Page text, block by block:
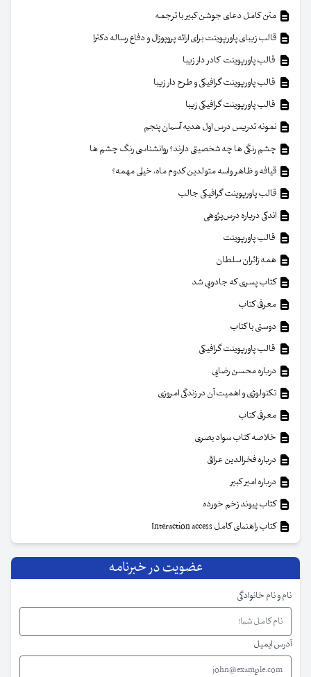
متن کامل دعای جوشن کبیر با ترجمه
قالب زیبای پاورپوینت برای ارائه پروپوزال و دفاع رساله دکترا
قالب پاورپوینت کادر دار زیبا
قالب پاورپوینت گرافیکی و طرح دار زیبا
قالب پاورپوینت گرافیکی زیبا
نمونه تدریس درس اول هدیه آسمان پنجم
چشم رنگی ها چه شخصیتی دارند؟ روانشناسی رنگ چشم ها
قیافه و ظاهر واسه متولدین کدوم ماه، خیلی مهمه؟
قالب پاورپوینت گرافیکی جالب
اندکی درباره درس‌پژوهی
قالب پاورپوینت
همه زائران سلطان
کتاب پسری که جادویی شد
معرفی کتاب
دوستی با کتاب
قالب پاورپوینت گرافیکی
درباره محسن رضایی
تکنولوژی و اهمیت آن در زندگی امروزی
معرفی کتاب
خلاصه کتاب سواد بصری
درباره فخرالدین عراقی
درباره امیر کبیر
کتاب پیوند زخم خورده
کتاب راهنمای کامل Interaction access
عضویت در خبرنامه
نام و نام خانوادگی
آدرس ایمیل